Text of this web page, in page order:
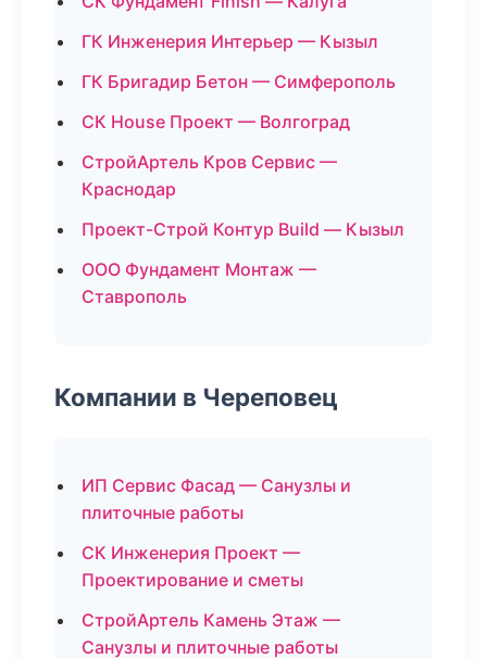
ГК Инженерия Интерьер — Кызыл
ГК Бригадир Бетон — Симферополь
СК House Проект — Волгоград
СтройАртель Кров Сервис —
Краснодар
Проект-Строй Контур Build — Кызыл
ООО Фундамент Монтаж —
Ставрополь
Компании в Череповец
ИП Сервис Фасад — Санузлы и
плиточные работы
СК Инженерия Проект —
Проектирование и сметы
СтройАртель Камень Этаж —
Санузлы и плиточные работы